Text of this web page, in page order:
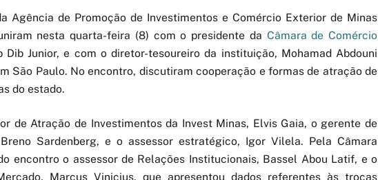
Agência de Promoção de Investimentos e Comércio Exterior de Minas
nesta quarta-feira (8) com o presidente da Câmara de Comércio
Dib Junior, e com o diretor-tesoureiro da instituição, Mohamad Abdouni
São Paulo. No encontro, discutiram cooperação e formas de atração de
do estado.
de Atração de Investimentos da Invest Minas, Elvis Gaia, o gerente de
Sardenberg, e o assessor estratégico, Igor Vilela. Pela Câmara
encontro o assessor de Relações Institucionais, Bassel Abou Latif, e o
Marcus Vinicius, que apresentou dados referentes às trocas